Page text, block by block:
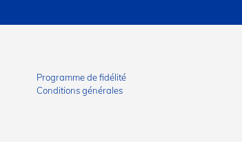
Programme de fidélité
Conditions générales